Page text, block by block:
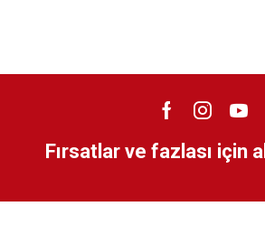
Fırsatlar ve fazlası için